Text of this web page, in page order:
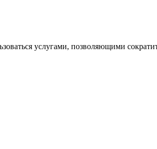
услугами, позволяющими